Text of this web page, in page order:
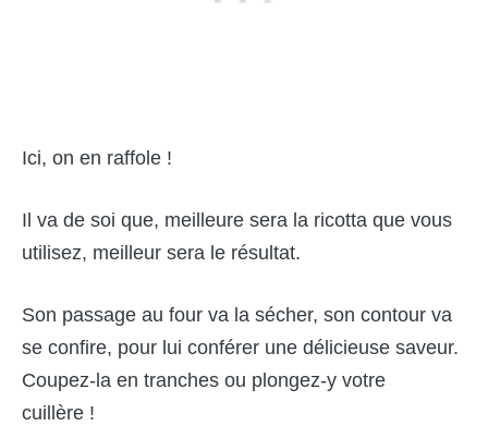
Ici, on en raffole !
Il va de soi que, meilleure sera la ricotta que vous
utilisez, meilleur sera le résultat.
Son passage au four va la sécher, son contour va
se confire, pour lui conférer une délicieuse saveur.
Coupez-la en tranches ou plongez-y votre
cuillère !